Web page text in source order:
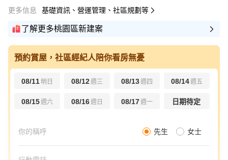
更多信息 基礎資訊、營運管理、社區規劃等
了解更多桃園區新建案
預約賞屋，社區經紀人陪你看房無憂
08/11 明日 08/12週三 08/13週四 08/14週五
08/15週六 08/16週日 08/17週一 日期待定
先生 女士